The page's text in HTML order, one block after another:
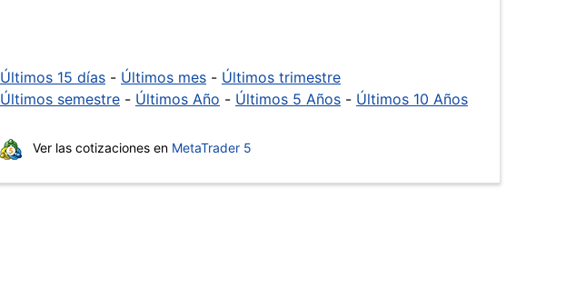
Últimos 15 días - Últimos mes - Últimos trimestre
Últimos semestre - Últimos Año - Últimos 5 Años - Últimos 10 Años
Ver las cotizaciones en MetaTrader 5